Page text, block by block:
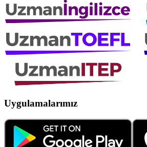
Uygulamalarımız